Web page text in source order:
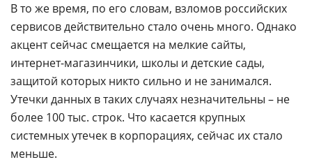
В то же время, по его словам, взломов российских
сервисов действительно стало очень много. Однако
акцент сейчас смещается на мелкие сайты,
интернет-магазинчики, школы и детские сады,
защитой которых никто сильно и не занимался.
Утечки данных в таких случаях незначительны – не
более 100 тыс. строк. Что касается крупных
системных утечек в корпорациях, сейчас их стало
меньше.